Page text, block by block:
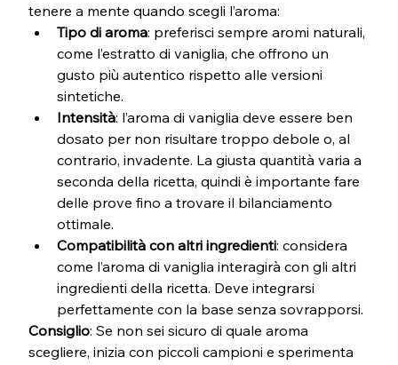
tenere a mente quando scegli l’aroma:
Tipo di aroma: preferisci sempre aromi naturali,
come l’estratto di vaniglia, che offrono un
gusto più autentico rispetto alle versioni
sintetiche.
Intensità: l’aroma di vaniglia deve essere ben
dosato per non risultare troppo debole o, al
contrario, invadente. La giusta quantità varia a
seconda della ricetta, quindi è importante fare
delle prove fino a trovare il bilanciamento
ottimale.
Compatibilità con altri ingredienti: considera
come l’aroma di vaniglia interagirà con gli altri
ingredienti della ricetta. Deve integrarsi
perfettamente con la base senza sovrapporsi.
Consiglio: Se non sei sicuro di quale aroma
scegliere, inizia con piccoli campioni e sperimenta